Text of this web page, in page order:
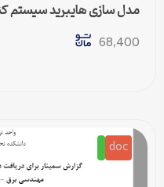
مدل سازي هايبريد سيستم
68,400
doc